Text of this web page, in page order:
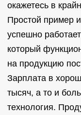
окажетесь в
Простой пример
успешно
который
на продукцию
Зарплата в
тысяч, а то и
технология.